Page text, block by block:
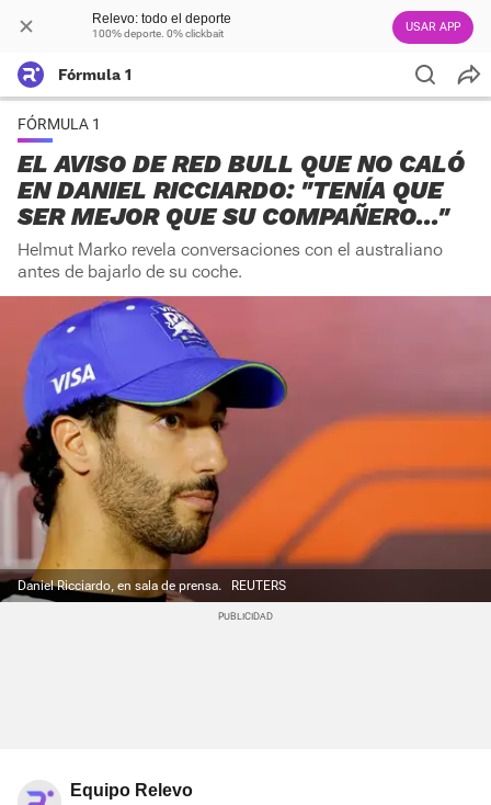
Relevo: todo el deporte
100% deporte. 0% clickbait USAR APP
Fórmula 1
FÓRMULA 1
EL AVISO DE RED BULL QUE NO CALÓ
EN DANIEL RICCIARDO: "TENÍA QUE
SER MEJOR QUE SU COMPAÑERO..."
Helmut Marko revela conversaciones con el australiano
antes de bajarlo de su coche.
Daniel Ricciardo, en sala de prensa. REUTERS
Equipo Relevo